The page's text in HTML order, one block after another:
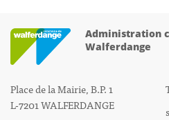
Administration
Walferdange
Place de la Mairie, B.P. 1
L-7201 WALFERDANGE